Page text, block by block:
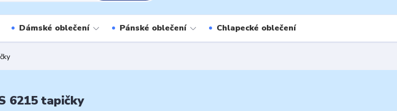
Dámské oblečení Pánské oblečení Chlapecké oblečení
6215 tapičky